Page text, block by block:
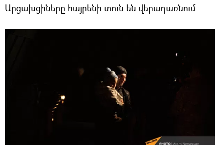
Արցախցիները հայրենի տուն են վերադառնում